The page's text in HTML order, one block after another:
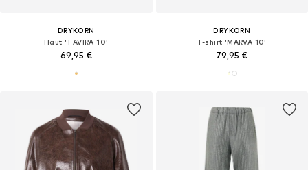
DRYKORN
Haut 'TAVIRA 10'
69,95 €
DRYKORN
T-shirt 'MARVA 10'
79,95 €